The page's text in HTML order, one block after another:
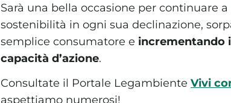
Sarà una bella occasione per continuare
sostenibilità in ogni sua declinazione,
semplice consumatore e incrementando
capacità d’azione.
Consultate il Portale Legambiente Vivi
aspettiamo numerosi!